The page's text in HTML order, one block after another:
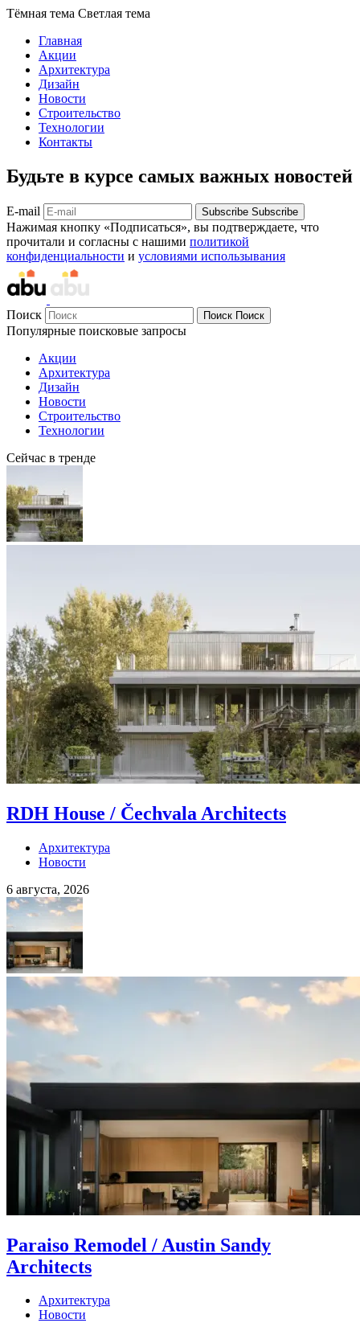
Тёмная тема Светлая тема
Главная
Акции
Архитектура
Дизайн
Новости
Строительство
Технологии
Контакты
Будьте в курсе самых важных новостей
E-mail Subscribe Subscribe
Нажимая кнопку «Подписаться», вы подтверждаете, что
прочитали и согласны с нашими политикой
конфиденциальности и условиями использывания
Поиск Поиск Поиск
Популярные поисковые запросы
Акции
Архитектура
Дизайн
Новости
Строительство
Технологии
Сейчас в тренде
RDH House / Čechvala Architects
Архитектура
Новости
6 августа, 2026
Paraiso Remodel / Austin Sandy
Architects
Архитектура
Новости